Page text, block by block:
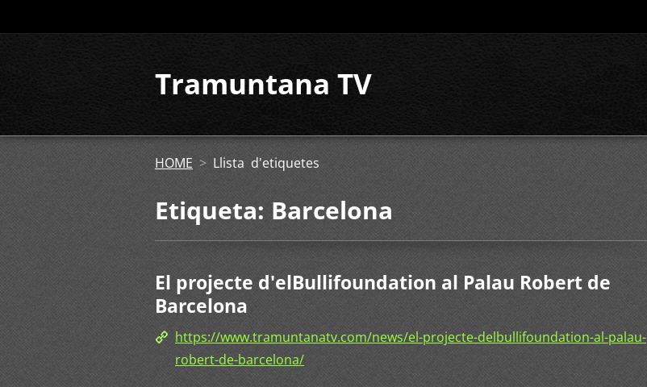
Tramuntana TV
HOME > Llista d'etiquetes
Etiqueta: Barcelona
El projecte d'elBullifoundation al Palau Robert de
Barcelona
https://www.tramuntanatv.com/news/el-projecte-delbullifoundation-al-palau-
robert-de-barcelona/